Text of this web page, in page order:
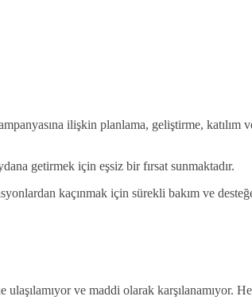
ilişkin planlama, geliştirme, katılım
getirmek için eşsiz bir fırsat sunmaktadır.
kaçınmak için sürekli bakım ve
ve maddi olarak karşılanamıyor.